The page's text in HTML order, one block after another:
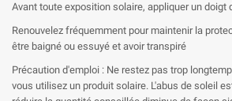
Avant toute exposition solaire, appliquer un doigt
Renouvelez fréquemment pour maintenir la
être baigné ou essuyé et avoir transpiré
Précaution d'emploi : Ne restez pas trop
vous utilisez un produit solaire. L'abus de soleil